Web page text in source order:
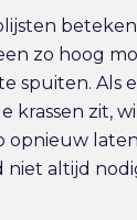
zo hoog
spuiten. Als
krassen zit,
opnieuw
niet altijd